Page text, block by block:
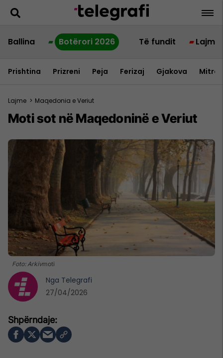
Ballina Botërori 2026 Të fundit Lajme
Prishtina Prizreni Peja Ferizaj Gjakova
Lajme > Maqedonia e Veriut
Moti sot në Maqedoninë e Veriut
Foto: Arkivmoti
Nga Telegrafi
27/04/2026